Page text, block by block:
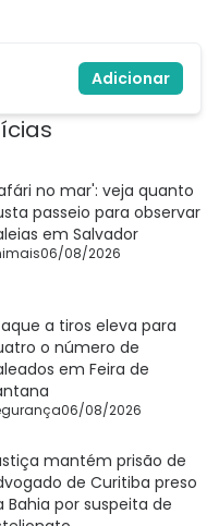
Adicionar
no mar': veja quanto
passeio para observar
em Salvador
06/08/2026
a tiros eleva para
o número de
em Feira de
06/08/2026
mantém prisão de
de Curitiba preso
Bahia por suspeita de